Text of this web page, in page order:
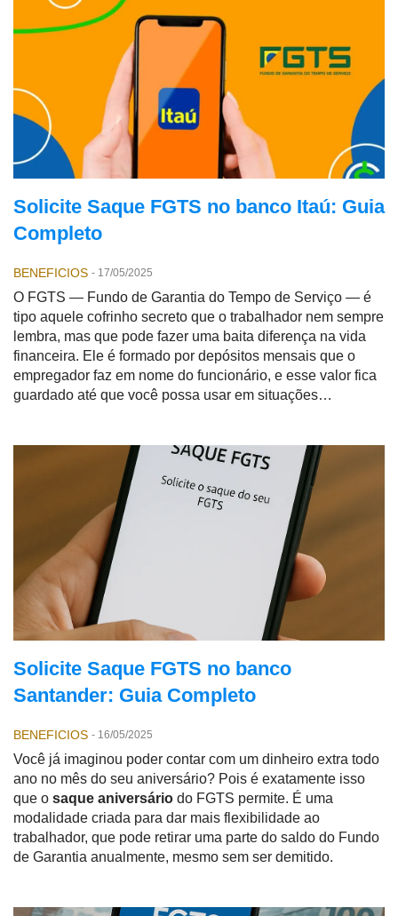
Solicite Saque FGTS no banco Itaú: Guia
Completo
BENEFICIOS - 17/05/2025
O FGTS — Fundo de Garantia do Tempo de Serviço — é
tipo aquele cofrinho secreto que o trabalhador nem sempre
lembra, mas que pode fazer uma baita diferença na vida
financeira. Ele é formado por depósitos mensais que o
empregador faz em nome do funcionário, e esse valor fica
guardado até que você possa usar em situações
Solicite Saque FGTS no banco
Santander: Guia Completo
BENEFICIOS - 16/05/2025
Você já imaginou poder contar com um dinheiro extra todo
ano no mês do seu aniversário? Pois é exatamente isso
que o saque aniversário do FGTS permite. É uma
modalidade criada para dar mais flexibilidade ao
trabalhador, que pode retirar uma parte do saldo do Fundo
de Garantia anualmente, mesmo sem ser demitido.